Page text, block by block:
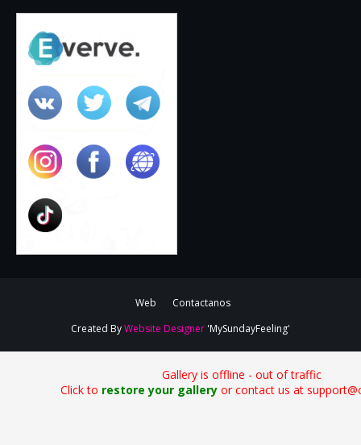
Web
Contactanos
Created ByWebsite Designer 'MySundayFeeling'
Gallery is offline - out of traffic
Click to restore your galleryor contact us at